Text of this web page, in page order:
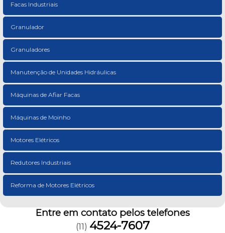
Facas Industriais
Granulador
Granuladores
Manutenção de Unidades Hidráulicas
Máquinas de Afiar Facas
Máquinas de Moinho
Motores Elétricos
Redutores Industriais
Reforma de Motores Elétricos
Entre em contato pelos telefones
(11) 4524-7607